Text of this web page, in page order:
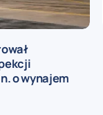
o wynajem